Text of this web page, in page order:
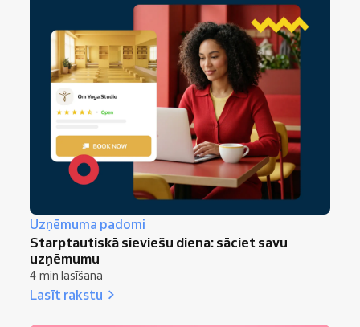
Uzņēmuma padomi
Starptautiskā sieviešu diena: sāciet savu
uzņēmumu
4 min lasīšana
Lasīt rakstu